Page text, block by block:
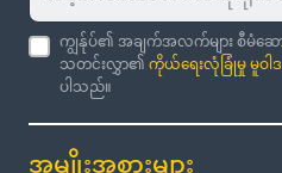
ကျွန်ုပ်၏ အချက်အလက်များ စီမံဆေ
သတင်းလွှာ၏ကိုယ်ရေးလုံခြုံမှု မူဝါဒ
ပါသည်။